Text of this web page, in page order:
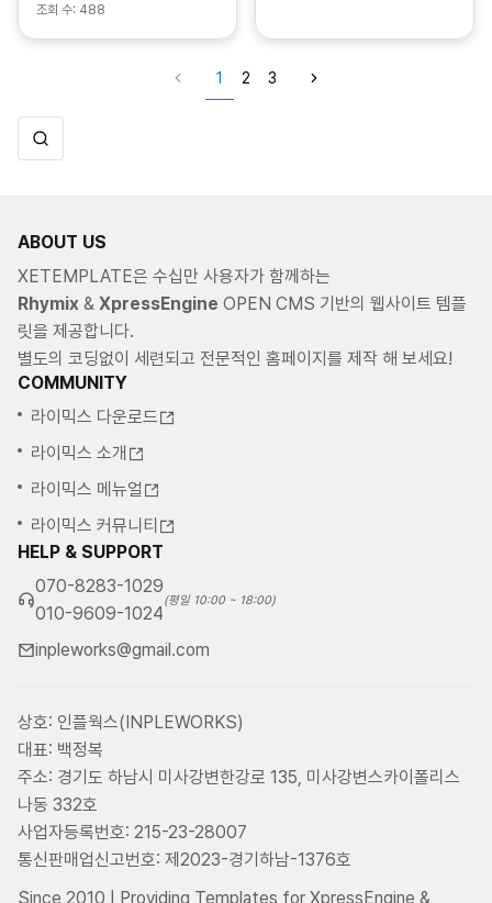
조회 수: 488
1 2 3
ABOUT US
XETEMPLATE은 수십만 사용자가 함께하는
Rhymix & XpressEngine OPEN CMS 기반의 웹사이트 템플
릿을 제공합니다.
별도의 코딩없이 세련되고 전문적인 홈페이지를 제작 해 보세요!
COMMUNITY
라이믹스 다운로드
라이믹스 소개
라이믹스 메뉴얼
라이믹스 커뮤니티
HELP & SUPPORT
070-8283-1029
010-9609-1024
(평일 10:00 ~ 18:00)
inpleworks@gmail.com
상호: 인플웍스(INPLEWORKS)
대표: 백정복
주소: 경기도 하남시 미사강변한강로 135, 미사강변스카이폴리스
나동 332호
사업자등록번호: 215-23-28007
통신판매업신고번호: 제2023-경기하남-1376호
Since 2010 | Providing Templates for XpressEngine &